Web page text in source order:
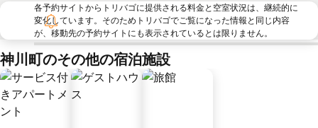
各予約サイトからトリバゴに提供される料金と空室状況は、継続的に
変化しています。そのためトリバゴでご覧になった情報と同じ内容
が、移動先の予約サイトにも表示されているとは限りません。
神川町のその他の宿泊施設